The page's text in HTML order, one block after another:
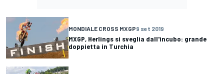
MONDIALE CROSS MXGP9 set 2019
MXGP, Herlings si sveglia dall'incubo: grande
doppietta in Turchia